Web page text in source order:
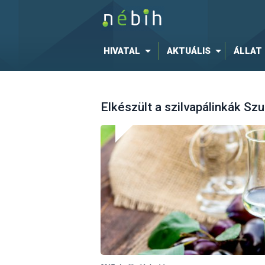
HIVATAL AKTUÁLIS ÁLLAT
Elkészült a szilvapálinkák